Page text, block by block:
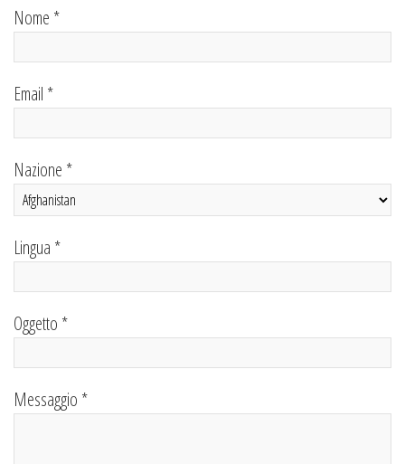
Nome *
Email *
Nazione *
Lingua *
Oggetto *
Messaggio *